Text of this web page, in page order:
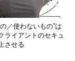
／使わないもの”は
ライアントのセキュ
させる